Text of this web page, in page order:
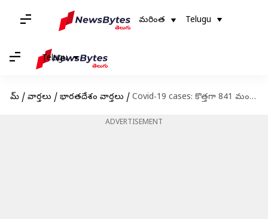
మరింత Telugu
Telugu
హోమ్ / వార్తలు / భారతదేశం వార్తలు / Covid-19 cases: కొత్తగా 841 మందికి కరోనా.. 7నెలల్లో ఇదే అత్యధికం
ADVERTISEMENT